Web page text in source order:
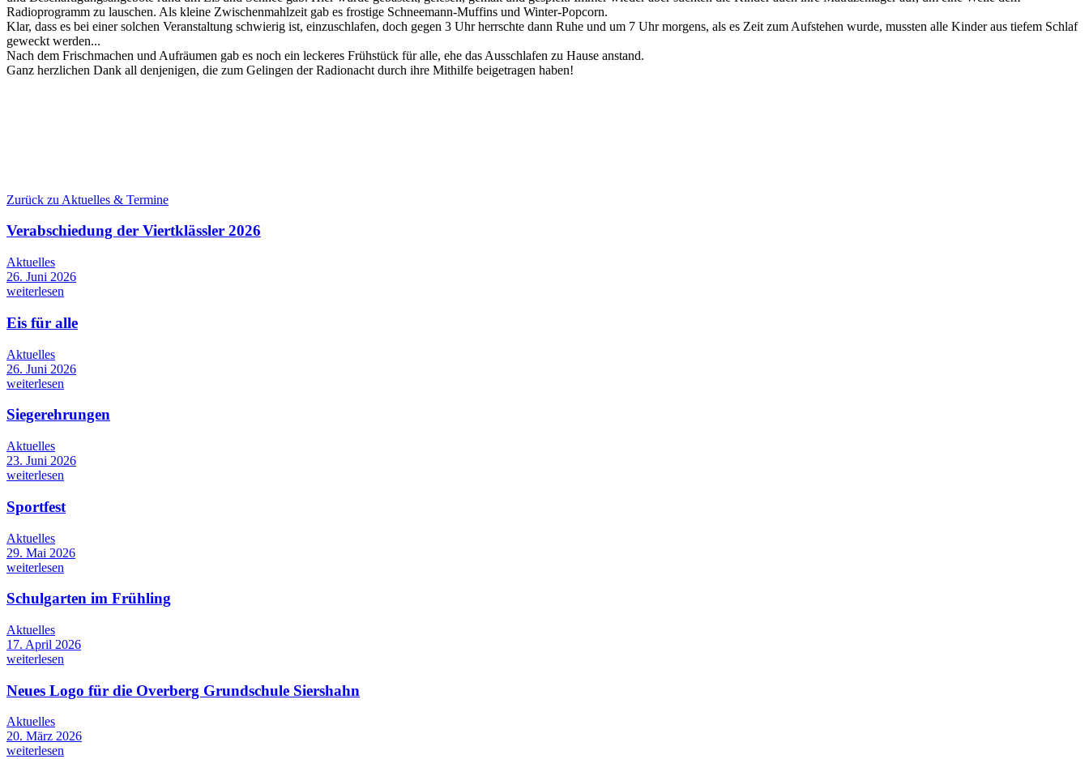
Radioprogramm zu lauschen. Als kleine Zwischenmahlzeit gab es frostige Schneemann-Muffins und Winter-Popcorn.
Klar, dass es bei einer solchen Veranstaltung schwierig ist, einzuschlafen, doch gegen 3 Uhr herrschte dann Ruhe und um 7 Uhr morgens, als es Zeit zum Aufstehen wurde, mussten alle Kinder aus tiefem Schlaf
geweckt werden...
Nach dem Frischmachen und Aufräumen gab es noch ein leckeres Frühstück für alle, ehe das Ausschlafen zu Hause anstand.
Ganz herzlichen Dank all denjenigen, die zum Gelingen der Radionacht durch ihre Mithilfe beigetragen haben!
Zurück zu Aktuelles & Termine
Verabschiedung der Viertklässler 2026
Aktuelles
26. Juni 2026
weiterlesen
Eis für alle
Aktuelles
26. Juni 2026
weiterlesen
Siegerehrungen
Aktuelles
23. Juni 2026
weiterlesen
Sportfest
Aktuelles
29. Mai 2026
weiterlesen
Schulgarten im Frühling
Aktuelles
17. April 2026
weiterlesen
Neues Logo für die Overberg Grundschule Siershahn
Aktuelles
20. März 2026
weiterlesen